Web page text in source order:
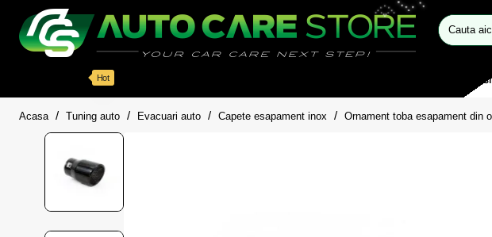
Cauta
aici
Hot Oferte
Acasa homeTuning auto Evacuari auto Capete esapament inox Ornament toba esapament din